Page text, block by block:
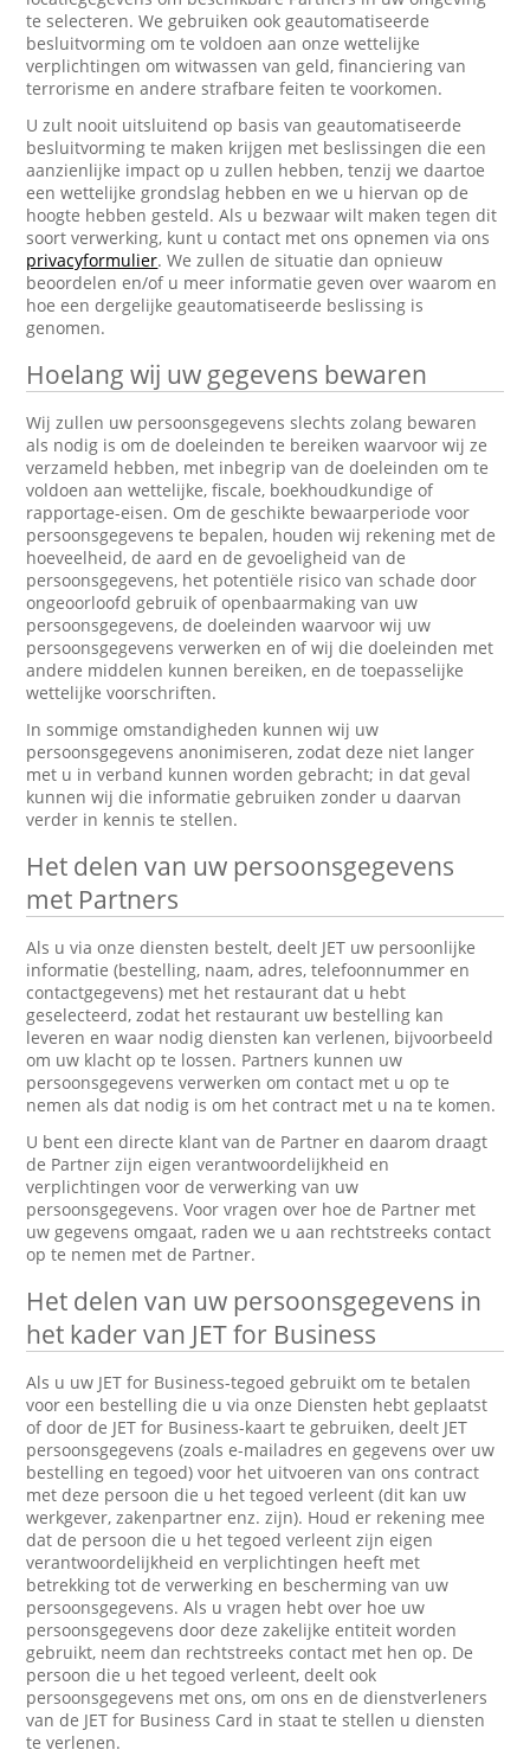
te selecteren. We gebruiken ook geautomatiseerde
besluitvorming om te voldoen aan onze wettelijke
verplichtingen om witwassen van geld, financiering van
terrorisme en andere strafbare feiten te voorkomen.
U zult nooit uitsluitend op basis van geautomatiseerde
besluitvorming te maken krijgen met beslissingen die een
aanzienlijke impact op u zullen hebben, tenzij we daartoe
een wettelijke grondslag hebben en we u hiervan op de
hoogte hebben gesteld. Als u bezwaar wilt maken tegen dit
soort verwerking, kunt u contact met ons opnemen via ons
privacyformulier. We zullen de situatie dan opnieuw
beoordelen en/of u meer informatie geven over waarom en
hoe een dergelijke geautomatiseerde beslissing is
genomen.
Hoelang wij uw gegevens bewaren
Wij zullen uw persoonsgegevens slechts zolang bewaren
als nodig is om de doeleinden te bereiken waarvoor wij ze
verzameld hebben, met inbegrip van de doeleinden om te
voldoen aan wettelijke, fiscale, boekhoudkundige of
rapportage-eisen. Om de geschikte bewaarperiode voor
persoonsgegevens te bepalen, houden wij rekening met de
hoeveelheid, de aard en de gevoeligheid van de
persoonsgegevens, het potentiële risico van schade door
ongeoorloofd gebruik of openbaarmaking van uw
persoonsgegevens, de doeleinden waarvoor wij uw
persoonsgegevens verwerken en of wij die doeleinden met
andere middelen kunnen bereiken, en de toepasselijke
wettelijke voorschriften.
In sommige omstandigheden kunnen wij uw
persoonsgegevens anonimiseren, zodat deze niet langer
met u in verband kunnen worden gebracht; in dat geval
kunnen wij die informatie gebruiken zonder u daarvan
verder in kennis te stellen.
Het delen van uw persoonsgegevens
met Partners
Als u via onze diensten bestelt, deelt JET uw persoonlijke
informatie (bestelling, naam, adres, telefoonnummer en
contactgegevens) met het restaurant dat u hebt
geselecteerd, zodat het restaurant uw bestelling kan
leveren en waar nodig diensten kan verlenen, bijvoorbeeld
om uw klacht op te lossen. Partners kunnen uw
persoonsgegevens verwerken om contact met u op te
nemen als dat nodig is om het contract met u na te komen.
U bent een directe klant van de Partner en daarom draagt
de Partner zijn eigen verantwoordelijkheid en
verplichtingen voor de verwerking van uw
persoonsgegevens. Voor vragen over hoe de Partner met
uw gegevens omgaat, raden we u aan rechtstreeks contact
op te nemen met de Partner.
Het delen van uw persoonsgegevens in
het kader van JET for Business
Als u uw JET for Business-tegoed gebruikt om te betalen
voor een bestelling die u via onze Diensten hebt geplaatst
of door de JET for Business-kaart te gebruiken, deelt JET
persoonsgegevens (zoals e-mailadres en gegevens over uw
bestelling en tegoed) voor het uitvoeren van ons contract
met deze persoon die u het tegoed verleent (dit kan uw
werkgever, zakenpartner enz. zijn). Houd er rekening mee
dat de persoon die u het tegoed verleent zijn eigen
verantwoordelijkheid en verplichtingen heeft met
betrekking tot de verwerking en bescherming van uw
persoonsgegevens. Als u vragen hebt over hoe uw
persoonsgegevens door deze zakelijke entiteit worden
gebruikt, neem dan rechtstreeks contact met hen op. De
persoon die u het tegoed verleent, deelt ook
persoonsgegevens met ons, om ons en de dienstverleners
van de JET for Business Card in staat te stellen u diensten
te verlenen.